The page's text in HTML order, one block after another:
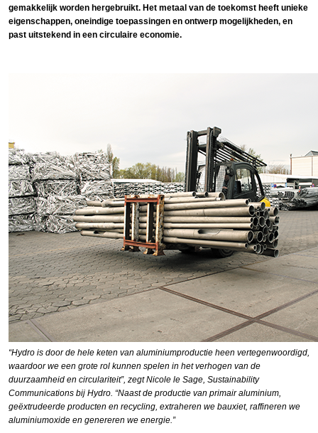
gemakkelijk worden hergebruikt. Het metaal van de toekomst heeft unieke
eigenschappen, oneindige toepassingen en ontwerp mogelijkheden, en
past uitstekend in een circulaire economie.
“Hydro is door de hele keten van aluminiumproductie heen vertegenwoordigd,
waardoor we een grote rol kunnen spelen in het verhogen van de
duurzaamheid en circulariteit”, zegt Nicole le Sage, Sustainability
Communications bij Hydro. “Naast de productie van primair aluminium,
geëxtrudeerde producten en recycling, extraheren we bauxiet, raffineren we
aluminiumoxide en genereren we energie.”